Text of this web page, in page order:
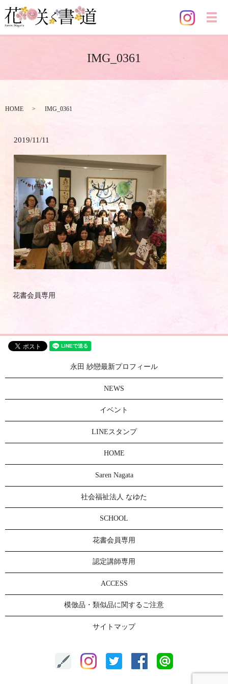
メ
IMG_0361
HOME IMG_0361
2019/11/11
花書会員専用
永田 紗戀最新プロフィール
NEWS
イベント
LINEスタンプ
HOME
Saren Nagata
社会福祉法人 なゆた
SCHOOL
花書会員専用
認定講師専用
ACCESS
模倣品・類似品に関するご注意
サイトマップ